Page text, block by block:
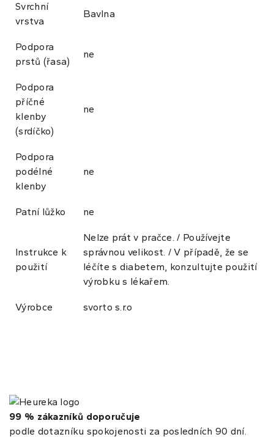
Svrchní
vrstva
Bavlna
Podpora
prstů (řasa)
ne
Podpora
příčné
klenby
(srdíčko)
ne
Podpora
podélné
klenby
ne
Patní lůžko ne
Instrukce k
použití
Nelze prát v pračce. / Používejte
správnou velikost. / V případě, že se
léčíte s diabetem, konzultujte použití
výrobku s lékařem.
Výrobce svorto s.r.o
99 % zákazníků doporučuje
podle dotazníku spokojenosti za posledních 90 dní.